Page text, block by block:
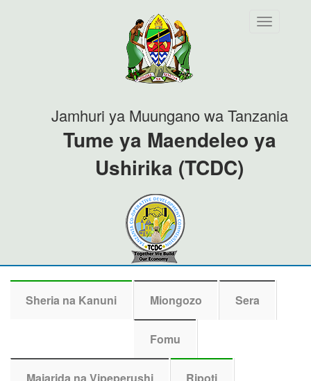
Toggle
Jamhuri ya Muungano wa Tanzania
Tume ya Maendeleo ya
Ushirika (TCDC)
Sheria na Kanuni Miongozo Sera
Fomu